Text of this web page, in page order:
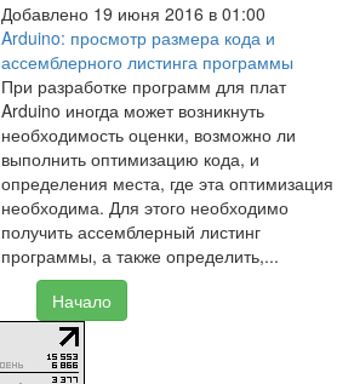
Добавлено 19 июня 2016 в 01:00
Arduino: просмотр размера кода и
ассемблерного листинга программы
При разработке программ для плат
Arduino иногда может возникнуть
необходимость оценки, возможно ли
выполнить оптимизацию кода, и
определения места, где эта оптимизация
необходима. Для этого необходимо
получить ассемблерный листинг
программы, а также определить,...
Начало